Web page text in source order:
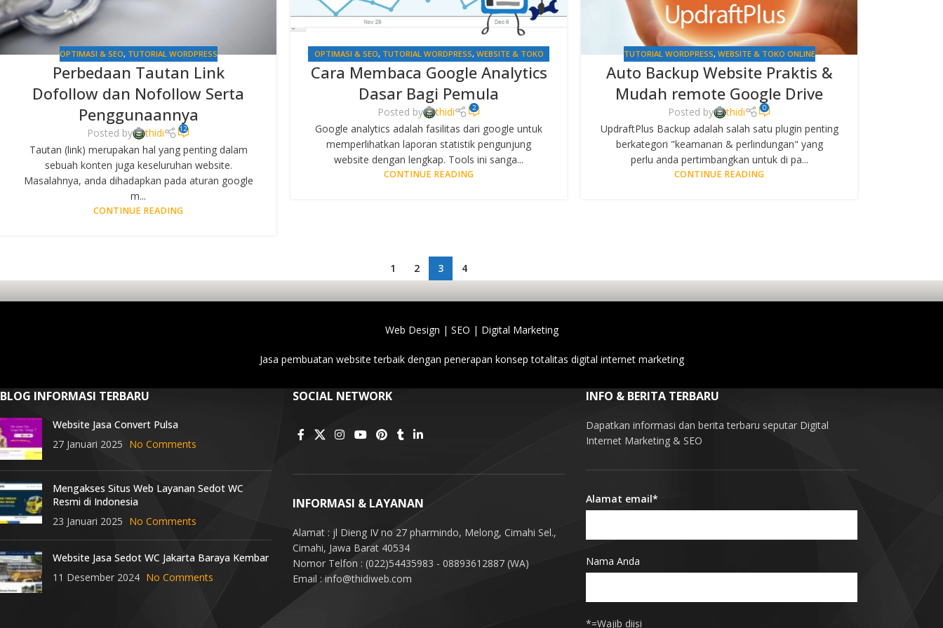
OPTIMASI & SEO, TUTORIAL WORDPRESS
Perbedaan Tautan Link
Dofollow dan Nofollow Serta
Penggunaannya
Posted by thidi 12
Tautan (link) merupakan hal yang penting dalam
sebuah konten juga keseluruhan website.
Masalahnya, anda dihadapkan pada aturan google
m...
CONTINUE READING
OPTIMASI & SEO, TUTORIAL WORDPRESS, WEBSITE & TOKO
ONLINE
Cara Membaca Google Analytics
Dasar Bagi Pemula
Posted by thidi 2
Google analytics adalah fasilitas dari google untuk
memperlihatkan laporan statistik pengunjung
website dengan lengkap. Tools ini sanga...
CONTINUE READING
TUTORIAL WORDPRESS, WEBSITE & TOKO ONLINE
Auto Backup Website Praktis &
Mudah remote Google Drive
Posted by thidi 0
UpdraftPlus Backup adalah salah satu plugin penting
berkategori "keamanan & perlindungan" yang
perlu anda pertimbangkan untuk di pa...
CONTINUE READING
1 2 3 4
Web Design | SEO | Digital Marketing
Jasa pembuatan website terbaik dengan penerapan konsep totalitas digital internet marketing
BLOG INFORMASI TERBARU
Website Jasa Convert Pulsa
27 Januari 2025 No Comments
Mengakses Situs Web Layanan Sedot WC
Resmi di Indonesia
23 Januari 2025 No Comments
Website Jasa Sedot WC Jakarta Baraya Kembar
11 Desember 2024 No Comments
SOCIAL NETWORK
INFORMASI & LAYANAN
Alamat : jl Dieng IV no 27 pharmindo, Melong, Cimahi Sel.,
Cimahi, Jawa Barat 40534
Nomor Telfon : (022)54435983 - 08893612887 (WA)
Email : info@thidiweb.com
INFO & BERITA TERBARU
Dapatkan informasi dan berita terbaru seputar Digital
Internet Marketing & SEO
Alamat email*
Nama Anda
*=Wajib diisi